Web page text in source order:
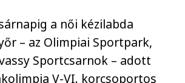
a női kézilabda
– az Olimpiai Sportpark,
Sportcsarnok – adott
V-VI. korcsoportos